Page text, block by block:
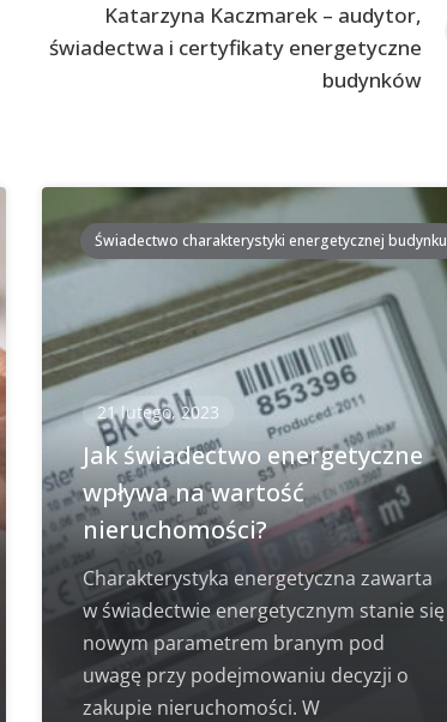
Katarzyna Kaczmarek – audytor,
świadectwa i certyfikaty energetyczne
budynków
Świadectwo charakterystyki energetycznej budynku
21 lutego, 2023
Jak świadectwo energetyczne
wpływa na wartość
nieruchomości?
Charakterystyka energetyczna zawarta
w świadectwie energetycznym stanie się
nowym parametrem branym pod
uwagę przy podejmowaniu decyzji o
zakupie nieruchomości. W